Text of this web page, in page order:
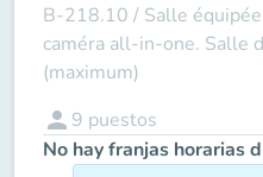
B-218.10 / Salle
caméra all-in-one. Salle
(maximum)
person 9 puestos
No hay franjas horarias